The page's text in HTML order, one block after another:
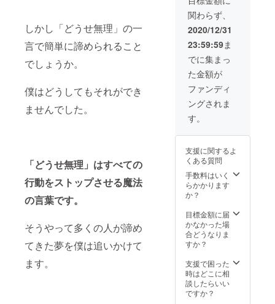
しかし「どうせ無理」の一
言で簡単に諦められること
でしょうか。
僕はどうしてもそれができ
ませんでした。
「どうせ無理」はすべての
行動をストップさせる魔法
の言葉です。
そうやって多くの人が諦め
てきた夢を僕は追いかけて
ます。
の記載
をお願
い致し
ます。)
現地ま
での航
空費、
宿泊費
等は自
己負担
でお願
ロナウ
が収ま
れば遊
びに来
てくだ
さい！
航する
のが難
しい状
況であ
僕が帰
国した
際にカ
フェで
関わらず、
2020/12/31
23:59:59ま
でに集まっ
た金額が
ファンディ
ングされま
す。
支援に関するよ
くある質問
手数料はいく
らかかります
か？
目標金額に届
かなかった場
合どうなりま
すか？
支援で困った
時はどこに相
談したらいい
ですか？